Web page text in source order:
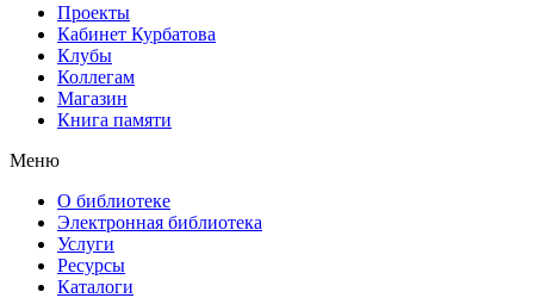
Проекты
Кабинет Курбатова
Клубы
Коллегам
Магазин
Книга памяти
Меню
О библиотеке
Электронная библиотека
Услуги
Ресурсы
Каталоги